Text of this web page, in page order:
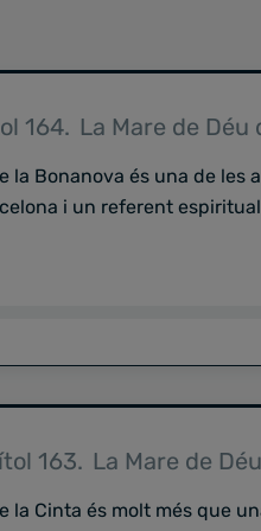
164. La Mare de Déu
la Bonanova és una de les
i un referent
a la història del barri i de
descobrim com ha
amb els canvis
de la identitat de
163. La Mare de
la Cinta és molt més que